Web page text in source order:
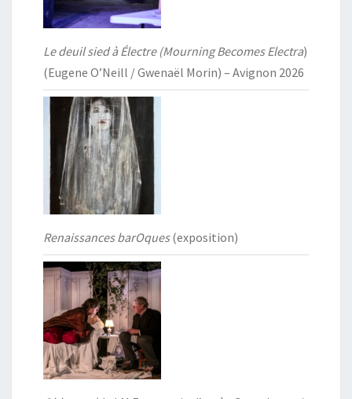
Le deuil sied à Électre (Mourning Becomes Electra)
(Eugene O’Neill / Gwenaël Morin) – Avignon 2026
Renaissances barOques(exposition)